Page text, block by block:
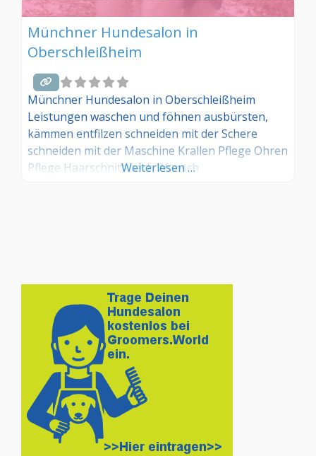
Münchner Hundesalon in
Oberschleißheim
Münchner Hundesalon in Oberschleißheim
Leistungen waschen und föhnen ausbürsten,
kämmen entfilzen schneiden mit der Schere
schneiden mit der Maschine Krallen Pflege Ohren
Pflege Haarschnitt nach Wunsch
Weiterlesen …